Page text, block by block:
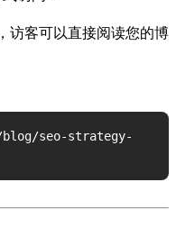
访客可以直接阅读您的博
seo-strategy-